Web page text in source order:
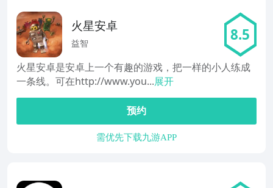
火星安卓
益智 8.5
火星安卓是安卓上一个有趣的游戏，把一样的小人练成
一条线。可在http://www.you...展开
预约
需优先下载九游APP